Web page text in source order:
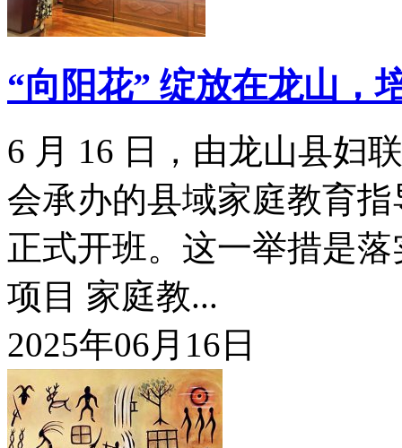
“向阳花” 绽放在龙山，
6 月 16 日，由龙山县妇
会承办的县域家庭教育
正式开班。这一举措是
项目 家庭教...
2025年06月16日